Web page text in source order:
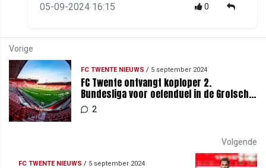
05-09-2024 16:15 0
Vorige
FC TWENTE NIEUWS / 5 september 2024
FC Twente ontvangt koploper 2.
Bundesliga voor oefenduel in de Grolsch
Veste
2
Volgende
FC TWENTE NIEUWS / 5 september 2024